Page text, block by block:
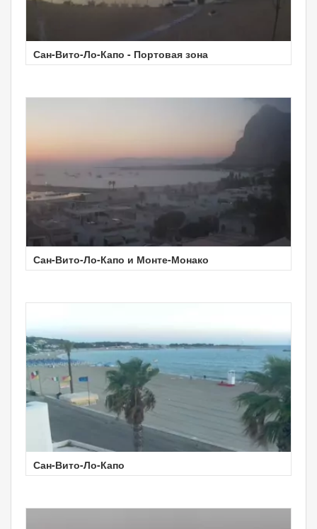
Сан-Вито-Ло-Капо - Портовая зона
Сан-Вито-Ло-Капо и Монте-Монако
Сан-Вито-Ло-Капо